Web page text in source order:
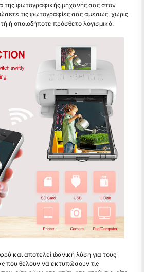
της φωτογραφικής μηχανής σας στον
τις φωτογραφίες σας αμέσως, χωρίς
ή οποιοδήποτε πρόσθετο λογισμικό.
και αποτελεί ιδανική λύση για τους
που θέλουν να εκτυπώσουν τις